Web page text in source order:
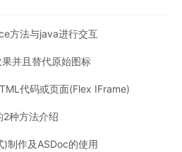
方法与java进行交互
并且替代原始图标
代码或页面(Flex IFrame)
2种方法介绍
制作及ASDoc的使用